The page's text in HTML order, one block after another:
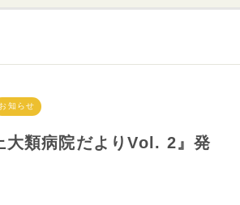
お知らせ
大類病院だよりVol. 2』発